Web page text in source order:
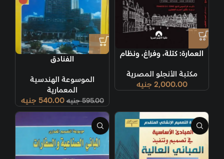
العمارة: كتلة، وفراغ، ونظام
مكتبة الأنجلو المصرية
2,000.00 جنيه
الفنادق
الموسوعة الهندسية
المعمارية
595.00 جنيه 540.00 جنيه